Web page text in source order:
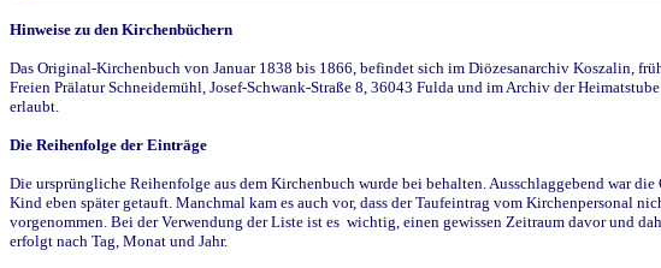
Hinweise zu den Kirchenbüchern
Das Original-Kirchenbuch von Januar 1838 bis 1866, befindet sich im Diözesanarchiv Koszalin,
Freien Prälatur Schneidemühl, Josef-Schwank-Straße 8, 36043 Fulda und im Archiv der
erlaubt.
Die Reihenfolge der Einträge
Die ursprüngliche Reihenfolge aus dem Kirchenbuch wurde bei behalten. Ausschlaggebend war
Kind eben später getauft. Manchmal kam es auch vor, dass der Taufeintrag vom Kirchenpersonal
vorgenommen. Bei der Verwendung der Liste ist es wichtig, einen gewissen Zeitraum davor und
erfolgt nach Tag, Monat und Jahr.